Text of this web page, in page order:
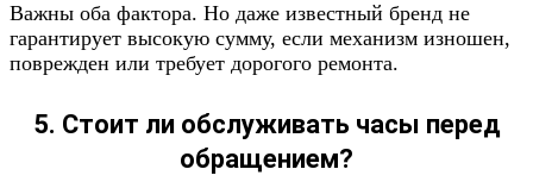
Важны оба фактора. Но даже известный бренд не
гарантирует высокую сумму, если механизм изношен,
поврежден или требует дорогого ремонта.
5. Стоит ли обслуживать часы перед
обращением?